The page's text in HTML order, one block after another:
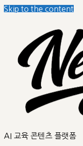
Skip to the content
nextplatform
AI 교육 콘텐츠 플랫폼